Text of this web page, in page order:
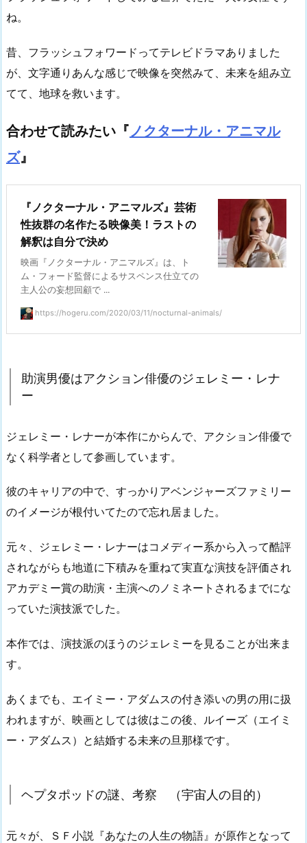
ね。
昔、フラッシュフォワードってテレビドラマありました
が、文字通りあんな感じで映像を突然みて、未来を組み立
てて、地球を救います。
合わせて読みたい『ノクターナル・アニマル
ズ』
『ノクターナル・アニマルズ』芸術
性抜群の名作たる映像美！ラストの
解釈は自分で決め
映画『ノクターナル・アニマルズ』は、ト
ム・フォード監督によるサスペンス仕立ての
主人公の妄想回顧で ...
https://hogeru.com/2020/03/11/nocturnal-animals/
助演男優はアクション俳優のジェレミー・レナ
ー
ジェレミー・レナーが本作にからんで、アクション俳優で
なく科学者として参画しています。
彼のキャリアの中で、すっかりアベンジャーズファミリー
のイメージが根付いてたので忘れ居ました。
元々、ジェレミー・レナーはコメディー系から入って酷評
されながらも地道に下積みを重ねて実直な演技を評価され
アカデミー賞の助演・主演へのノミネートされるまでにな
っていた演技派でした。
本作では、演技派のほうのジェレミーを見ることが出来ま
す。
あくまでも、エイミー・アダムスの付き添いの男の用に扱
われますが、映画としては彼はこの後、ルイーズ（エイミ
ー・アダムス）と結婚する未来の旦那様です。
ヘプタポッドの謎、考察 （宇宙人の目的）
元々が、ＳＦ小説『あなたの人生の物語』が原作となって